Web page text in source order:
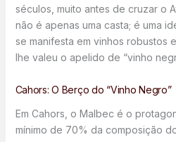
séculos, muito antes de cruzar o
não é apenas uma casta; é uma
se manifesta em vinhos robustos
lhe valeu o apelido de “vinho
Cahors: O Berço do “Vinho Negro”
Em Cahors, o Malbec é o
mínimo de 70% da composição